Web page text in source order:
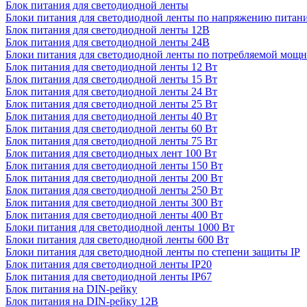
Блок питания для светодиодной ленты
Блоки питания для светодиодной ленты по напряжению
Блок питания для светодиодной ленты 12В
Блок питания для светодиодной ленты 24В
Блоки питания для светодиодной ленты по потребляемой
Блок питания для светодиодной ленты 12 Вт
Блок питания для светодиодной ленты 15 Вт
Блок питания для светодиодной ленты 24 Вт
Блок питания для светодиодной ленты 25 Вт
Блок питания для светодиодной ленты 40 Вт
Блок питания для светодиодной ленты 60 Вт
Блок питания для светодиодной ленты 75 Вт
Блок питания для светодиодных лент 100 Вт
Блок питания для светодиодной ленты 150 Вт
Блок питания для светодиодной ленты 200 Вт
Блок питания для светодиодной ленты 250 Вт
Блок питания для светодиодной ленты 300 Вт
Блок питания для светодиодной ленты 400 Вт
Блоки питания для светодиодной ленты 1000 Вт
Блоки питания для светодиодной ленты 600 Вт
Блоки питания для светодиодной ленты по степени защиты IP
Блок питания для светодиодной ленты IP20
Блок питания для светодиодной ленты IP67
Блок питания на DIN-рейку
Блок питания на DIN-рейку 12В